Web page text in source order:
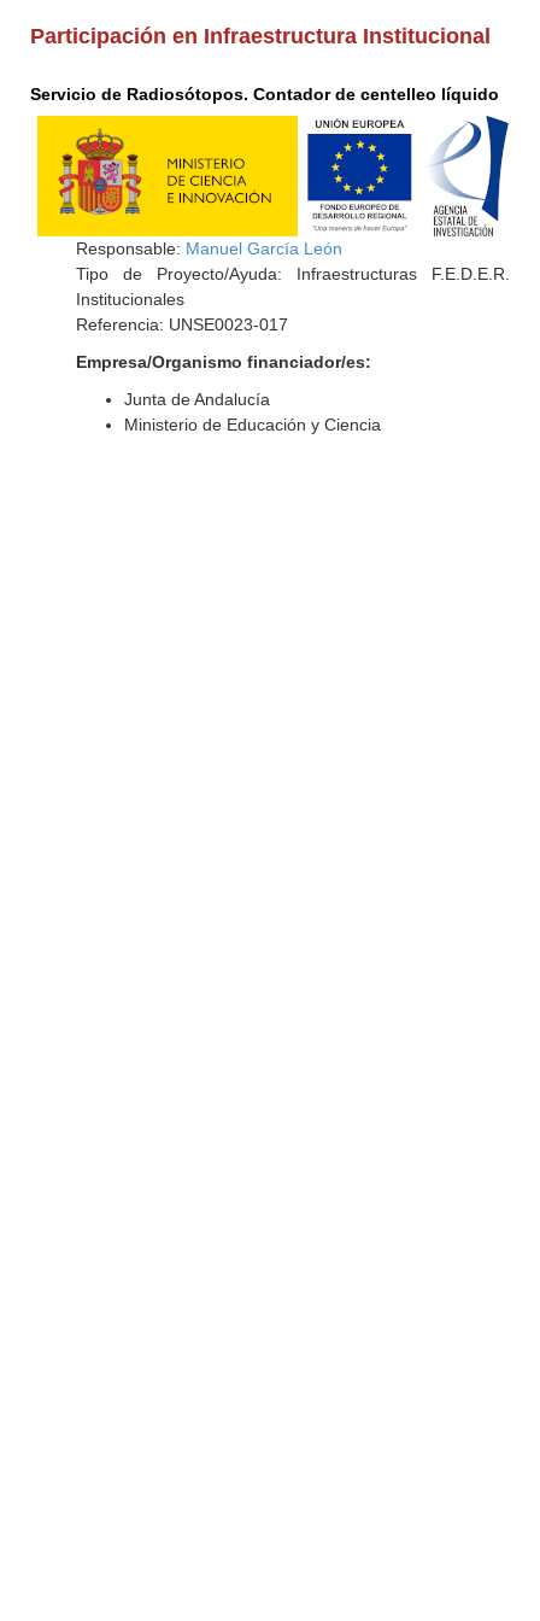
Participación en Infraestructura Institucional
Servicio de Radiosótopos. Contador de centelleo líquido
Responsable: Manuel García León
Tipo de Proyecto/Ayuda: Infraestructuras F.E.D.E.R.
Institucionales
Referencia: UNSE0023-017
Empresa/Organismo financiador/es:
Junta de Andalucía
Ministerio de Educación y Ciencia